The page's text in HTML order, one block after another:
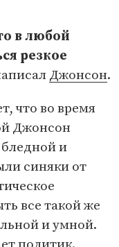
в любой
резкое
Джонсон.
что во время
Джонсон
бледной и
синяки от
все такой же
и умной.